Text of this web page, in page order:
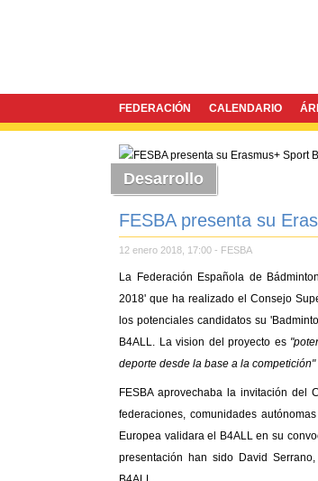
FEDERACIÓN CALENDARIO
Desarrollo
FESBA presenta su
12 enero 2018, 17:00 - FESBA
La Federación Española de
2018' que ha realizado el Consejo
los potenciales candidatos su
B4ALL. La vision del proyecto es
deporte desde la base a la competición"
FESBA aprovechaba la invitación del
federaciones, comunidades
Europea validara el B4ALL en su
presentación han sido David